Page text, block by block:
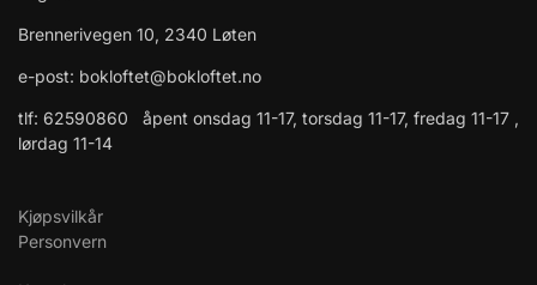
Brennerivegen 10, 2340 Løten
e-post: bokloftet@bokloftet.no
tlf: 62590860 åpent onsdag 11-17, torsdag 11-17, fredag 11-17 ,
lørdag 11-14
Kjøpsvilkår
Personvern